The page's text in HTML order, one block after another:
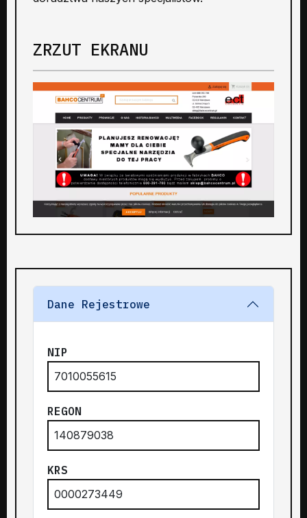
ZRZUT EKRANU
Dane Rejestrowe
NIP
7010055615
REGON
140879038
KRS
0000273449